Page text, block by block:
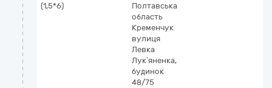
(1,5*6)
Полтавська
область
Кременчук
вулиця
Левка
Лук’яненка,
будинок
48/75